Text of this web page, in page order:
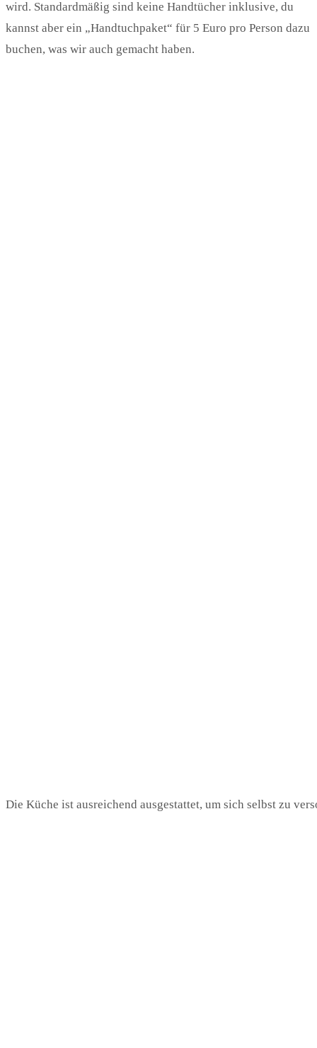
wird. Standardmäßig sind keine Handtücher inklusive, du
kannst aber ein „Handtuchpaket“ für 5 Euro pro Person dazu
buchen, was wir auch gemacht haben.
Die Küche ist ausreichend ausgestattet, um sich selbst zu